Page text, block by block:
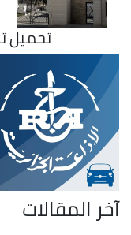
تحميل
آخر المقالات